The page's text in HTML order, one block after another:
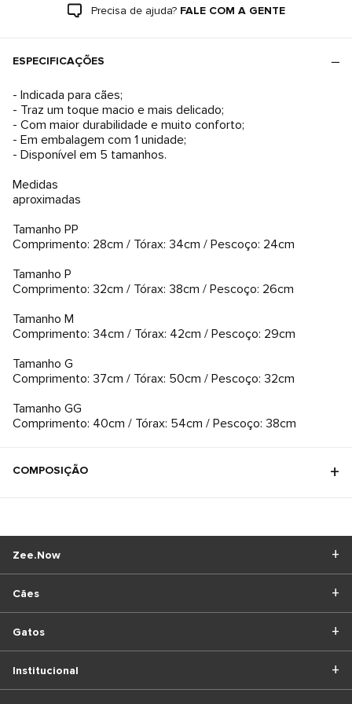
Precisa de ajuda? FALE COM A GENTE
ESPECIFICAÇÕES
- Indicada para cães;
- Traz um toque macio e mais delicado;
- Com maior durabilidade e muito conforto;
- Em embalagem com 1 unidade;
- Disponível em 5 tamanhos.
Medidas
aproximadas
Tamanho PP
Comprimento: 28cm / Tórax: 34cm / Pescoço: 24cm
Tamanho P
Comprimento: 32cm / Tórax: 38cm / Pescoço: 26cm
Tamanho M
Comprimento: 34cm / Tórax: 42cm / Pescoço: 29cm
Tamanho G
Comprimento: 37cm / Tórax: 50cm / Pescoço: 32cm
Tamanho GG
Comprimento: 40cm / Tórax: 54cm / Pescoço: 38cm
COMPOSIÇÃO
Cães
Gatos
Zee.Now
Institucional